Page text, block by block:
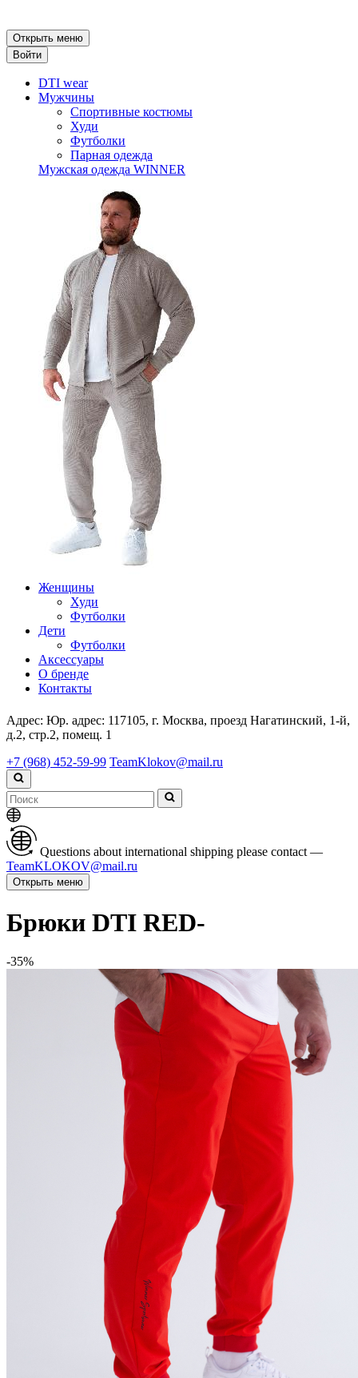
Открыть меню
Войти
DTI wear
Мужчины
Спортивные костюмы
Худи
Футболки
Парная одежда
Мужская одежда WINNER
Женщины
Худи
Футболки
Дети
Футболки
Аксессуары
О бренде
Контакты
Адрес: Юр. адрес: 117105, г. Москва, проезд Нагатинский, 1-й,
д.2, стр.2, помещ. 1
+7 (968) 452-59-99 TeamKlokov@mail.ru
Questions about international shipping please contact —
TeamKLOKOV@mail.ru
Открыть меню
Брюки DTI RED-
-35%